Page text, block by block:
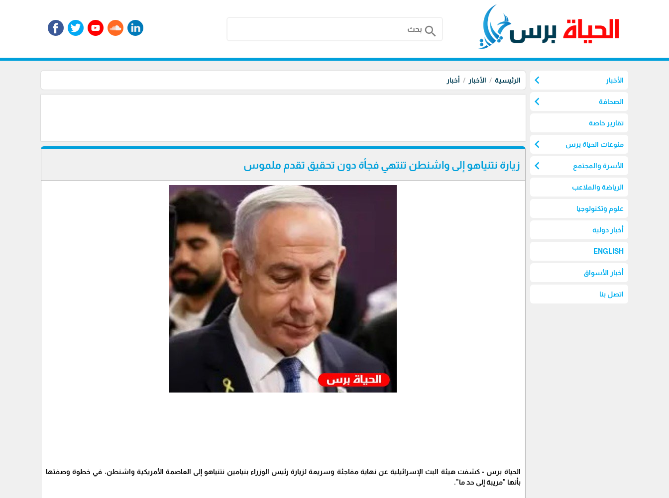
search
الأخبار chevron_left
الصحافة chevron_left
تقارير خاصة
منوعات الحياة برس chevron_left
الأسرة والمجتمع chevron_left
الرياضة والملاعب
علوم وتكنولوجيا
أخبار دولية
ENGLISH
أخبار الأسواق
اتصل بنا
الرئيسية الأخبار أخبار
زيارة نتنياهو إلى واشنطن تنتهي فجأة دون تحقيق تقدم ملموس
الحياة برس - كشفت هيئة البث الإسرائيلية عن نهاية مفاجئة وسريعة لزيارة رئيس الوزراء بنيامين نتنياهو إلى العاصمة الأمريكية واشنطن، في خطوة وصفتها
بأنها "مريبة إلى حد ما".